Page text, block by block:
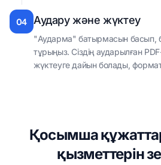
04 Аудару және жүктеу
"Аударма" батырмасын басып,
тұрыңыз. Сіздің аударылған PDF-
жүктеуге дайын болады,
Қосымша
қызметтерін